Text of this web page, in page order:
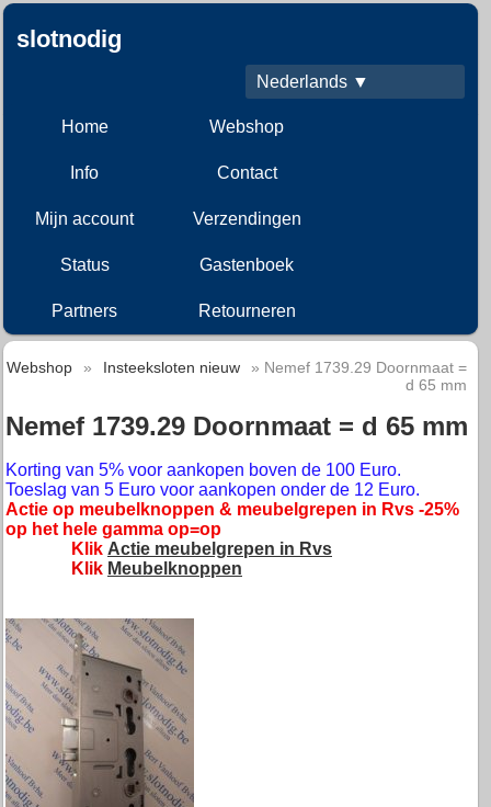
slotnodig
Nederlands ▼
Home Webshop
Info Contact
Mijn account Verzendingen
Status Gastenboek
Partners Retourneren
Webshop » Insteeksloten nieuw
» Nemef 1739.29 Doornmaat =
d 65 mm
Nemef 1739.29 Doornmaat = d 65 mm
Korting van 5% voor aankopen boven de 100 Euro.
Toeslag van 5 Euro voor aankopen onder de 12 Euro.
Actie op meubelknoppen & meubelgrepen in Rvs -25%
op het hele gamma op=op
Klik Actie meubelgrepen in Rvs
Klik Meubelknoppen